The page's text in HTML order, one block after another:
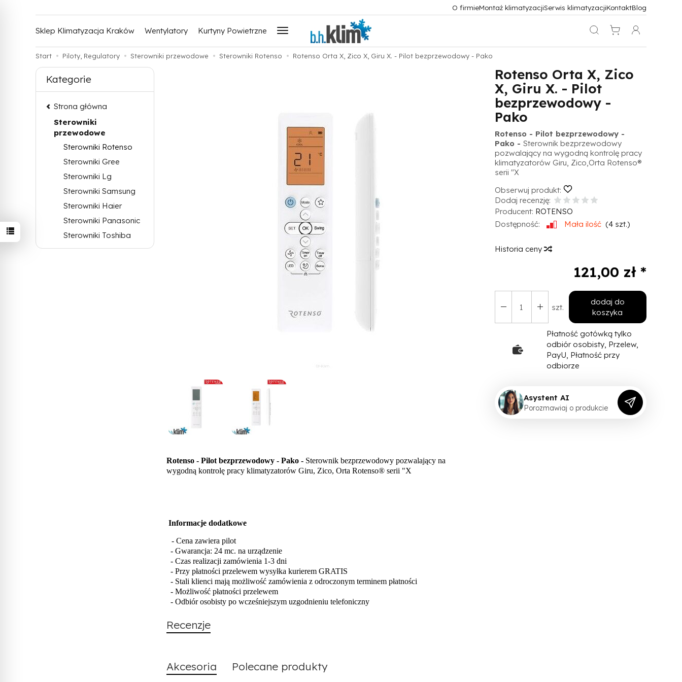
O firmieMontaż klimatyzacjiSerwis klimatyzacjiKontaktBlog
Sklep Klimatyzacja Kraków Wentylatory Kurtyny Powietrzne
Start Piloty, Regulatory Sterowniki przewodowe Sterowniki Rotenso Rotenso Orta X, Zico X, Giru X. - Pilot bezprzewodowy - Pako
Rotenso Orta X, Zico
X, Giru X. - Pilot
bezprzewodowy -
Pako
Rotenso - Pilot bezprzewodowy -
Pako - Sterownik bezprzewodowy
pozwalający na wygodną kontrolę pracy
klimatyzatorów Giru, Zico,Orta Rotenso®
serii "X
Obserwuj produkt:
Dodaj recenzję:
Producent: ROTENSO
Dostępność:
Mała ilość (4szt.)
Historia ceny
121,00 zł *
szt.
dodaj do
koszyka
Płatność gotówką tylko
odbiór osobisty, Przelew,
PayU, Płatność przy
odbiorze
Asystent AI
Porozmawiaj o produkcie
Rotenso - Pilot bezprzewodowy - Pako -Sterownik bezprzewodowy pozwalający na
wygodną kontrolę pracy klimatyzatorów Giru, Zico, Orta Rotenso® serii "X
Informacje dodatkowe
- Cena zawiera pilot
- Gwarancja: 24 mc. na urządzenie
- Czas realizacji zamówienia 1-3 dni
- Przy płatności przelewem wysyłka kurierem GRATIS
- Stali klienci mają możliwość zamówienia z odroczonym terminem płatności
- Możliwość płatności przelewem
- Odbiór osobisty po wcześniejszym uzgodnieniu telefoniczny
Recenzje
Akcesoria Polecane produkty
Kategorie
Strona główna
Sterowniki
przewodowe
Sterowniki Rotenso
Sterowniki Gree
Sterowniki Lg
Sterowniki Samsung
Sterowniki Haier
Sterowniki Panasonic
Sterowniki Toshiba